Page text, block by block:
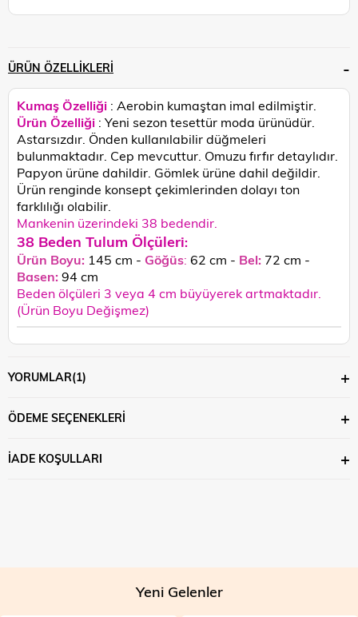
ÜRÜN ÖZELLIKLERI
Kumaş Özelliği : Aerobin kumaştan imal edilmiştir.
Ürün Özelliği : Yeni sezon tesettür moda ürünüdür.
Astarsızdır. Önden kullanılabilir düğmeleri
bulunmaktadır. Cep mevcuttur. Omuzu fırfır detaylıdır.
Papyon ürüne dahildir. Gömlek ürüne dahil değildir.
Ürün renginde konsept çekimlerinden dolayı ton
farklılığı olabilir.
Mankenin üzerindeki 38 bedendir.
38 Beden Tulum Ölçüleri:
Ürün Boyu: 145 cm - Göğüs: 62 cm - Bel: 72 cm -
Basen:94 cm
Beden ölçüleri 3 veya 4 cm büyüyerek artmaktadır.
(Ürün Boyu Değişmez)
YORUMLAR(1)
ÖDEME SEÇENEKLERI
İADE KOŞULLARI
Yeni Gelenler